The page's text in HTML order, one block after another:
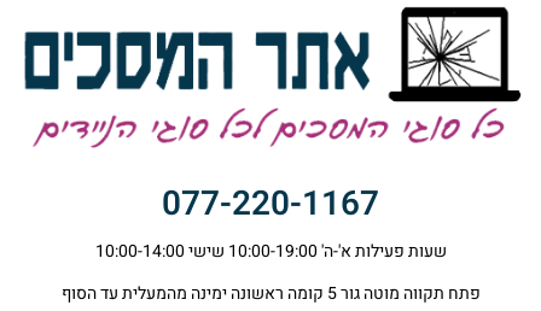
077-220-1167
שעות פעילות א'-ה' 10:00-19:00 שישי 10:00-14:00
פתח תקווה מוטה גור 5 קומה ראשונה ימינה מהמעלית עד הסוף